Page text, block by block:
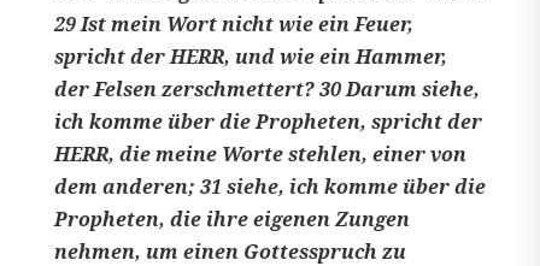
29 Ist mein Wort nicht wie ein Feuer,
spricht der HERR, und wie ein Hammer,
der Felsen zerschmettert? 30 Darum siehe,
ich komme über die Propheten, spricht der
HERR, die meine Worte stehlen, einer von
dem anderen; 31 siehe, ich komme über die
Propheten, die ihre eigenen Zungen
nehmen, um einen Gottesspruch zu